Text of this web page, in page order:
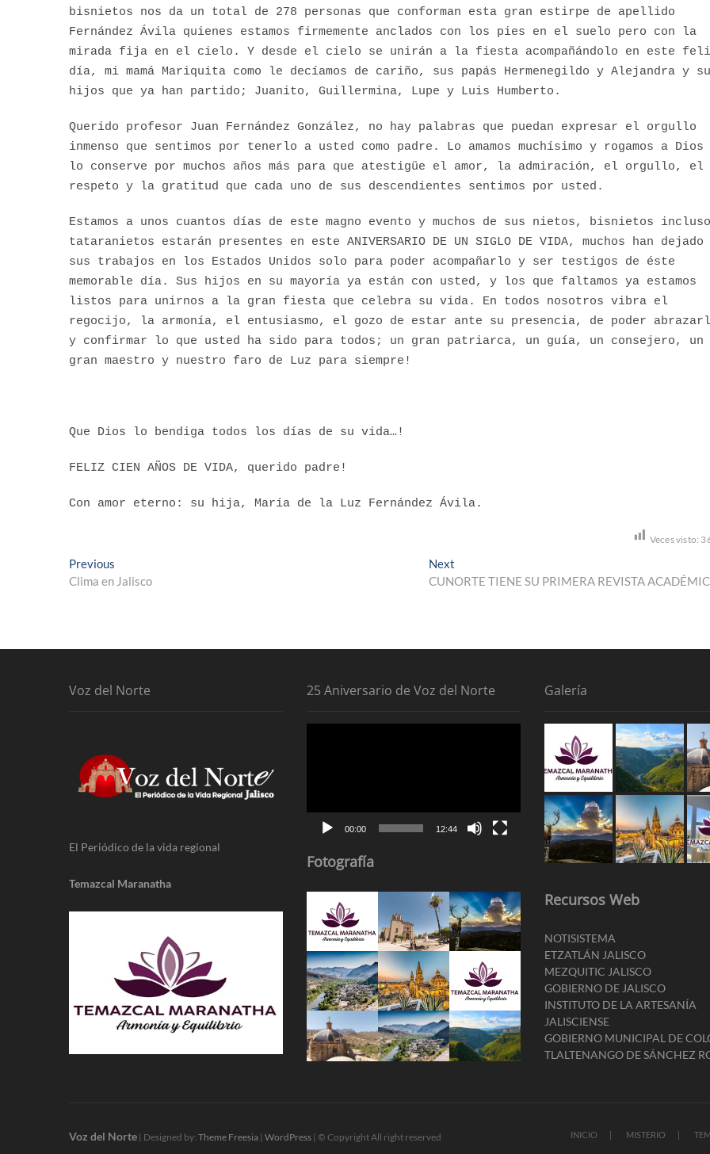
bisnietos nos da un total de 278 personas que conforman esta gran estirpe de apellido
Fernández Ávila quienes estamos firmemente anclados con los pies en el suelo pero con la
mirada fija en el cielo. Y desde el cielo se unirán a la fiesta acompañándolo en este
día, mi mamá Mariquita como le decíamos de cariño, sus papás Hermenegildo y Alejandra y
hijos que ya han partido; Juanito, Guillermina, Lupe y Luis Humberto.
Querido profesor Juan Fernández González, no hay palabras que puedan expresar el orgullo
inmenso que sentimos por tenerlo a usted como padre. Lo amamos muchísimo y rogamos a Dios
lo conserve por muchos años más para que atestigüe el amor, la admiración, el orgullo, el
respeto y la gratitud que cada uno de sus descendientes sentimos por usted.
Estamos a unos cuantos días de este magno evento y muchos de sus nietos, bisnietos incluso
tataranietos estarán presentes en este ANIVERSARIO DE UN SIGLO DE VIDA, muchos han dejado
sus trabajos en los Estados Unidos solo para poder acompañarlo y ser testigos de éste
memorable día. Sus hijos en su mayoría ya están con usted, y los que faltamos ya estamos
listos para unirnos a la gran fiesta que celebra su vida. En todos nosotros vibra el
regocijo, la armonía, el entusiasmo, el gozo de estar ante su presencia, de poder
y confirmar lo que usted ha sido para todos; un gran patriarca, un guía, un consejero, un
gran maestro y nuestro faro de Luz para siempre!
Que Dios lo bendiga todos los días de su vida…!
FELIZ CIEN AÑOS DE VIDA, querido padre!
Con amor eterno: su hija, María de la Luz Fernández Ávila.
Veces visto:
Navegación
de
Previous
post:
Clima en Jalisco
Next
post:
CUNORTE TIENE SU PRIMERA REVISTA
Voz del Norte
El Periódico de la vida regional
Temazcal Maranatha
25 Aniversario de Voz del Norte
00:00 12:44
Fotografía
Galería
Recursos Web
NOTISISTEMA
ETZATLÁN JALISCO
MEZQUITIC JALISCO
GOBIERNO DE JALISCO
INSTITUTO DE LA ARTESANÍA
JALISCIENSE
GOBIERNO MUNICIPAL DE
TLALTENANGO DE SÁNCHEZ
INICIO MISTERIO
Voz del Norte | Designed by: Theme Freesia | WordPress | © Copyright All right reserved